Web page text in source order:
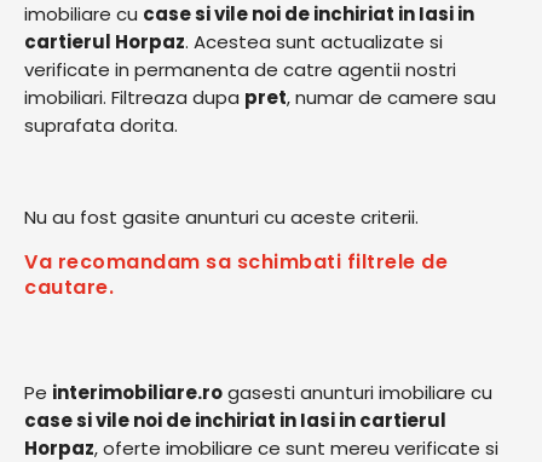
imobiliare cu case si vile noi de inchiriat in Iasi in
cartierul Horpaz. Acestea sunt actualizate si
verificate in permanenta de catre agentii nostri
imobiliari. Filtreaza dupa pret, numar de camere sau
suprafata dorita.
Nu au fost gasite anunturi cu aceste criterii.
Va recomandam sa schimbati filtrele de
cautare.
Pe interimobiliare.rogasesti anunturi imobiliare cu
case si vile noi de inchiriat in Iasi in cartierul
Horpaz, oferte imobiliare ce sunt mereu verificate si